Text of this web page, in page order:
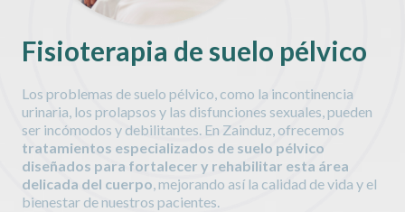
Fisioterapia de suelo pélvico
Los problemas de suelo pélvico, como la incontinencia
urinaria, los prolapsos y las disfunciones sexuales, pueden
ser incómodos y debilitantes. En Zainduz, ofrecemos
tratamientos especializados de suelo pélvico
diseñados para fortalecer y rehabilitar esta área
delicada del cuerpo, mejorando así la calidad de vida y el
bienestar de nuestros pacientes.